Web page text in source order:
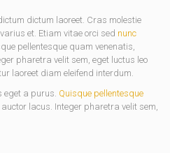
dictum laoreet. Cras molestie
et. Etiam vitae orci sed nunc
pellentesque quam venenatis,
pharetra velit sem, eget luctus leo
laoreet diam eleifend interdum.
eget a purus. Quisque pellentesque
lacus. Integer pharetra velit sem,